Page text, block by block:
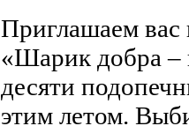
Приглашаем вас
«Шарик добра –
десяти
этим летом.